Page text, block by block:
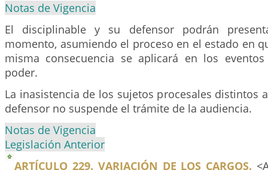
Notas de Vigencia
El disciplinable y su defensor podrán
momento, asumiendo el proceso en el estado en
misma consecuencia se aplicará en los
poder.
La inasistencia de los sujetos procesales distintos
defensor no suspende el trámite de la audiencia.
Notas de Vigencia
Legislación Anterior
ARTÍCULO 229. VARIACIÓN DE LOS CARGOS.